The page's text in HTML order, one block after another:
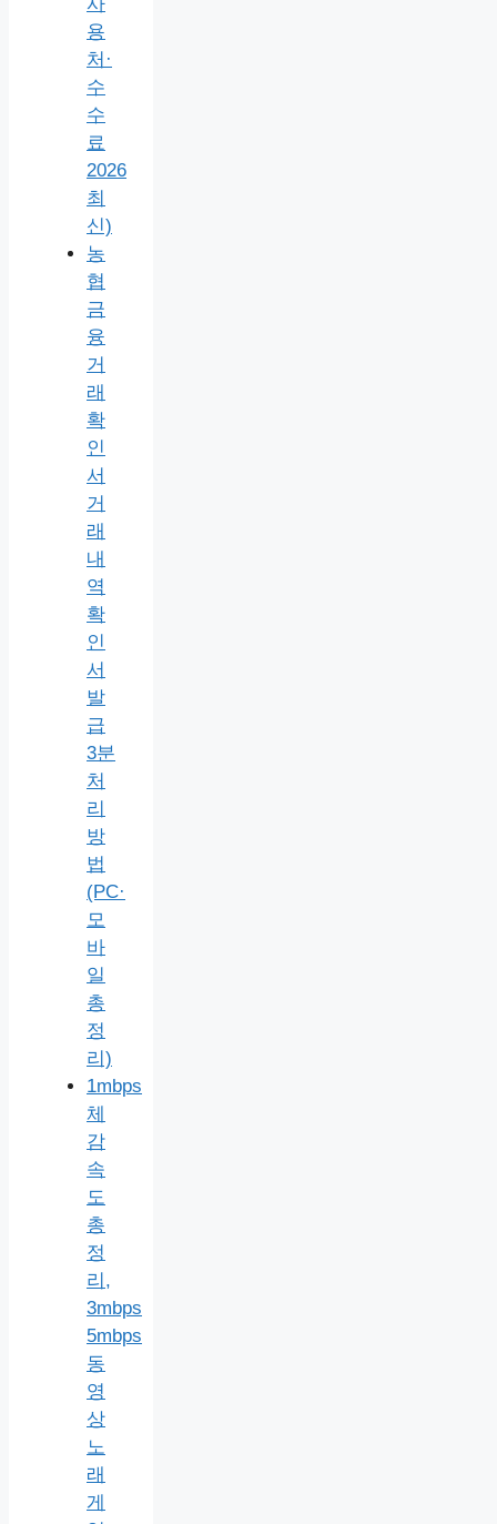
용
처·
수
수
료
2026
최
신)
농
협
금
융
거
래
확
인
서
거
래
내
역
확
인
서
발
급
3분
처
리
방
법
(PC·
모
바
일
총
정
리)
1mbps
체
감
속
도
총
정
리,
3mbps
5mbps
동
영
상
노
래
게